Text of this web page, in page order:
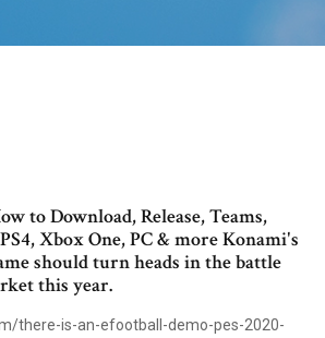
to Download, Release, Teams,
Xbox One, PC & more Konami's
should turn heads in the battle
this year.
there-is-an-efootball-demo-pes-2020-